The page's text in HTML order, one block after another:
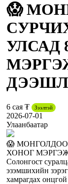
😱
УЛСАД
6 сая ₮ Зээлтэй
2026-07-01
Улаанбаатар
😱
ХОНОГ
Солонгост
эзэмшихийн
хамрагдах